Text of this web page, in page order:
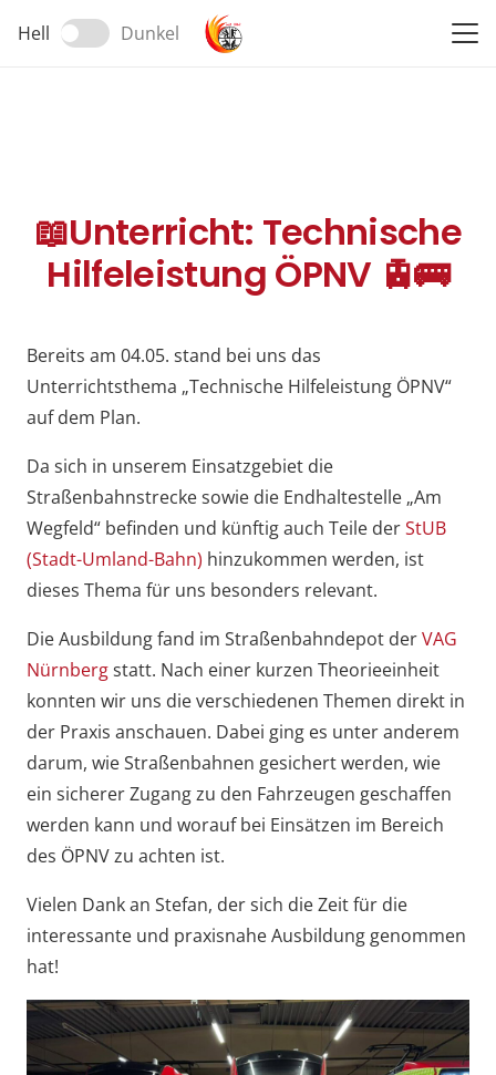
Hell Dunkel
📖Unterricht: Technische
Hilfeleistung ÖPNV 🚊🚌
Bereits am 04.05. stand bei uns das
Unterrichtsthema „Technische Hilfeleistung ÖPNV“
auf dem Plan.
Da sich in unserem Einsatzgebiet die
Straßenbahnstrecke sowie die Endhaltestelle „Am
Wegfeld“ befinden und künftig auch Teile derStUB
(Stadt-Umland-Bahn) hinzukommen werden, ist
dieses Thema für uns besonders relevant.
Die Ausbildung fand im Straßenbahndepot derVAG
Nürnbergstatt. Nach einer kurzen Theorieeinheit
konnten wir uns die verschiedenen Themen direkt in
der Praxis anschauen. Dabei ging es unter anderem
darum, wie Straßenbahnen gesichert werden, wie
ein sicherer Zugang zu den Fahrzeugen geschaffen
werden kann und worauf bei Einsätzen im Bereich
des ÖPNV zu achten ist.
Vielen Dank an Stefan, der sich die Zeit für die
interessante und praxisnahe Ausbildung genommen
hat!